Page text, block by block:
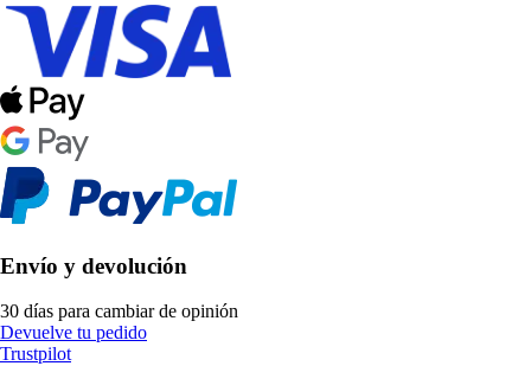
Envío y devolución
30 días para cambiar de opinión
Devuelve tu pedido
Trustpilot